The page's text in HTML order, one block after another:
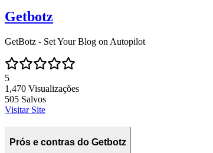
Getbotz
GetBotz - Set Your Blog on Autopilot
5
1,470 Visualizações
505 Salvos
Visitar Site
Prós e contras do Getbotz